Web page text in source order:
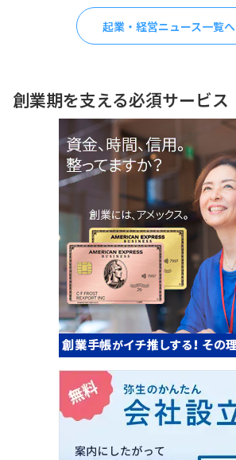
起業・経営ニュース一覧へ
創業期を支える必須サービス